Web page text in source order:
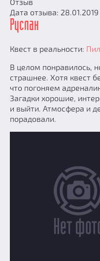
Дата отзыва: 28.01.2019
Руслан
Квест в реальности:
В целом понравилось,
страшнее. Хотя квест
что погоняем
Загадки хорошие,
и выйти. Атмосфера и
порадовали.